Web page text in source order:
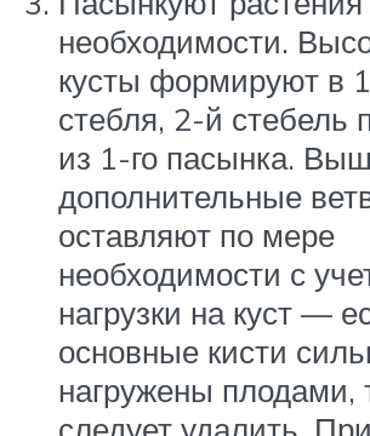
необходимости.
кусты формируют в
стебля, 2-й стебель
из 1-го пасынка.
дополнительные
оставляют по мере
необходимости с
нагрузки на куст —
основные кисти
нагружены плодами,